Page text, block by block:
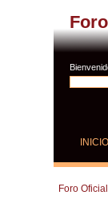
INICIO
Foro